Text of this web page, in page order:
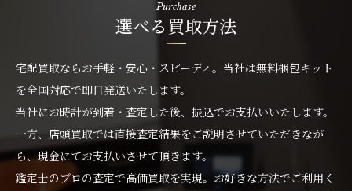
Purchase
選べる買取方法
宅配買取ならお手軽・安心・スピーディ。当社は無料梱包キット
を全国対応で即日発送いたします。
当社にお時計が到着・査定した後、振込でお支払いいたします。
一方、店頭買取では直接査定結果をご説明させていただきなが
ら、現金にてお支払いさせて頂きます。
鑑定士のプロの査定で高価買取を実現。お好きな方法でご利用く